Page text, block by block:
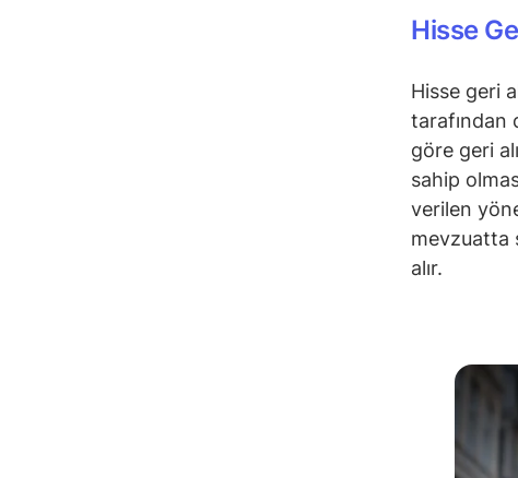
Hisse
Hisse geri
tarafından
göre geri
sahip
verilen
mevzuatta
alır.